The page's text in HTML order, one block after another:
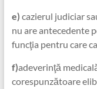
e) cazierul judiciar
nu are antecedente
funcţia pentru care
f)adeverinţă
corespunzătoare